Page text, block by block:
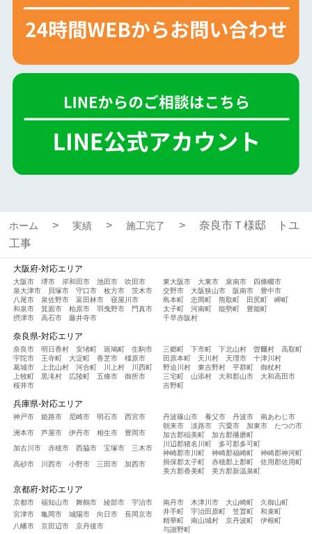
ホーム 実績 施工完了
奈良市Ｔ様邸 トユ
工事
大阪府-対応エリア
大阪市 堺市 岸和田市 池田市
吹田市
泉大津市
貝塚市 守口市 枚方市
茨木市
八尾市
泉佐野市 富田林市
寝屋川市
和泉市
箕面市 柏原市 羽曳野市
門真市
摂津市
高石市 藤井寺市
東大阪市 大東市 泉南市
四條畷市
交野市
大阪狭山市 阪南市
豊中市
島本町
忠岡町 熊取町 田尻町
岬町
太子町
河南町 能勢町
豊能町
千早赤阪村
奈良県-対応エリア
奈良市 明日香村 安堵町 斑鳩町
生駒市
宇陀市
王寺町 大淀町 香芝市
橿原市
葛城市
上北山村 河合町 川上村
川西町
上牧町
黒滝村 広陵町 五條市
御所市
桜井市
三郷町 下市町 下北山村 曽爾村
高取町
田原本町
天川村 天理市
十津川村
野迫川村
東吉野村 平群町
御杖村
三宅町
山添村 大和郡山市
大和高田市
吉野町
兵庫県-対応エリア
神戸市 姫路市 尼崎市 明石市 西宮市
洲本市 芦屋市 伊丹市 相生市 豊岡市
加古川市 赤穂市 西脇市 宝塚市 三木市
高砂市 川西市 小野市 三田市 加西市
丹波篠山市 養父市 丹波市
南あわじ市
朝来市
淡路市 宍粟市 加東市
たつの市
加古郡稲美町
加古郡播磨町
川辺郡猪名川町
多可郡多可町
神崎郡市川町
神崎郡福崎町
神崎郡神河町
揖保郡太子町
赤穂郡上郡町
佐用郡佐用町
美方郡香美町
美方郡新温泉町
京都府-対応エリア
京都市 福知山市 舞鶴市 綾部市
宇治市
宮津市
亀岡市 城陽市 向日市
長岡京市
八幡市
京田辺市 京丹後市
南丹市 木津川市 大山崎町
久御山町
井手町
宇治田原町 笠置町
和束町
精華町
南山城村 京丹波町
伊根町
与謝野町